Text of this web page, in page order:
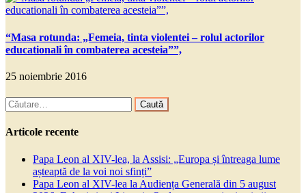
“Masa rotunda: „Femeia, tinta violentei – rolul actorilor
educationali în combaterea acesteia””,
25 noiembrie 2016
Caută
după:
Articole recente
Papa Leon al XIV-lea, la Assisi: „Europa și întreaga lume
așteaptă de la voi noi sfinți”
Papa Leon al XIV-lea la Audiența Generală din 5 august